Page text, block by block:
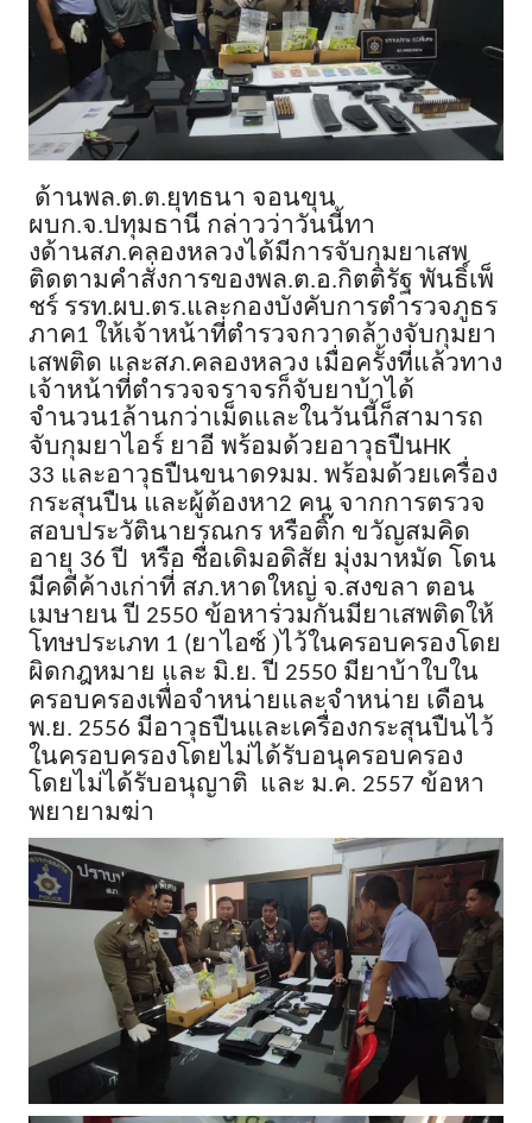
ด้านพล.ต.ต.ยุทธนา จอนขุน
ผบก.จ.ปทุมธานี กล่าวว่าวันนี้ทา
งด้านสภ.คลองหลวงได้มีการจับกุมยาเสพ
ติดตามคำสั่งการของพล.ต.อ.กิตติรัฐ พันธิ์เพ็
ชร์ รรท.ผบ.ตร.และกองบังคับการตำรวจภูธร
ภาค1 ให้เจ้าหน้าที่ตำรวจกวาดล้างจับกุมยา
เสพติด และสภ.คลองหลวง เมื่อครั้งที่แล้วทาง
เจ้าหน้าที่ตำรวจจราจรก็จับยาบ้าได้
จำนวน1ล้านกว่าเม็ดและในวันนี้ก็สามารถ
จับกุมยาไอร์ ยาอี พร้อมด้วยอาวุธปืนHK
33 และอาวุธปืนขนาด9มม. พร้อมด้วยเครื่อง
กระสุนปืน และผู้ต้องหา2 คน จากการตรวจ
สอบประวัตินายรณกร หรือติ๊ก ขวัญสมคิด
อายุ 36 ปี หรือ ชื่อเดิมอดิสัย มุ่งมาหมัด โดน
มีคดีค้างเก่าที่ สภ.หาดใหญ่ จ.สงขลา ตอน
เมษายน ปี 2550 ข้อหาร่วมกันมียาเสพติดให้
โทษประเภท 1 (ยาไอซ์ )ไว้ในครอบครองโดย
ผิดกฎหมาย และ มิ.ย.ปี 2550 มียาบ้าใบใน
ครอบครองเพื่อจำหน่ายและจำหน่าย เดือน
พ.ย. 2556 มีอาวุธปืนและเครื่องกระสุนปืนไว้
ในครอบครองโดยไม่ได้รับอนุครอบครอง
โดยไม่ได้รับอนุญาติ และ ม.ค. 2557 ข้อหา
พยายามฆ่า